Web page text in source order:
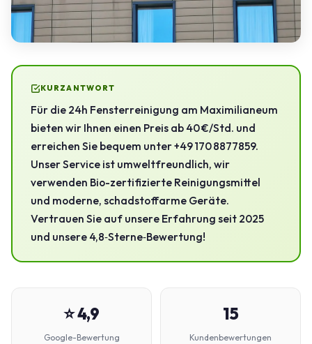
KURZANTWORT
Für die 24h Fensterreinigung am Maximilianeum
bieten wir Ihnen einen Preis ab 40 €/Std. und
erreichen Sie bequem unter +49 170 8877859.
Unser Service ist umweltfreundlich, wir
verwenden Bio-zertifizierte Reinigungsmittel
und moderne, schadstoffarme Geräte.
Vertrauen Sie auf unsere Erfahrung seit 2025
und unsere 4,8‑Sterne‑Bewertung!
⭐ 4,9
Google-Bewertung
15
Kundenbewertungen